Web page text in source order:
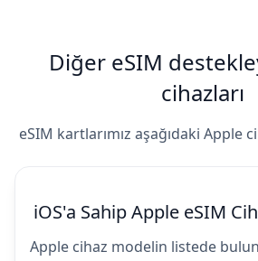
Diğer eSIM
cihazları
eSIM kartlarımız aşağıdaki Apple
iOS'a Sahip Apple eSIM
Apple cihaz modelin listede